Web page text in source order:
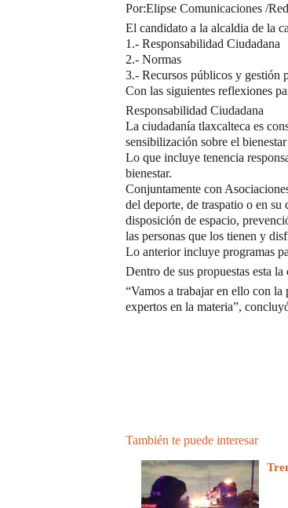
Por:Elipse Comunicaciones /
El candidato a la alcaldia de la
1.- Responsabilidad Ciudadana
2.- Normas
3.- Recursos públicos y gestión
Con las siguientes reflexiones
Responsabilidad Ciudadana
La ciudadanía tlaxcalteca es
sensibilización sobre el
Lo que incluye tenencia
bienestar.
Conjuntamente con
del deporte, de traspatio o en
disposición de espacio,
las personas que los tienen y
Lo anterior incluye programas
Dentro de sus propuestas esta
“Vamos a trabajar en ello con
expertos en la materia”,
También te puede interesar